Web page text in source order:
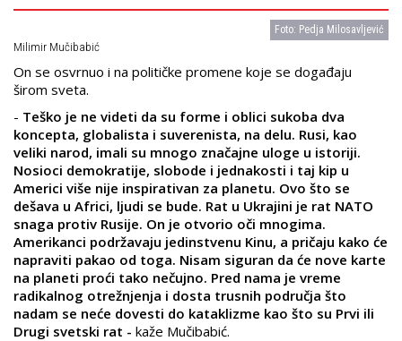
Foto: Pedja Milosavljević
Milimir Mučibabić
On se osvrnuo i na političke promene koje se događaju
širom sveta.
- Teško je ne videti da su forme i oblici sukoba dva
koncepta, globalista i suverenista, na delu. Rusi, kao
veliki narod, imali su mnogo značajne uloge u istoriji.
Nosioci demokratije, slobode i jednakosti i taj kip u
Americi više nije inspirativan za planetu. Ovo što se
dešava u Africi, ljudi se bude. Rat u Ukrajini je rat NATO
snaga protiv Rusije. On je otvorio oči mnogima.
Amerikanci podržavaju jedinstvenu Kinu, a pričaju kako će
napraviti pakao od toga. Nisam siguran da će nove karte
na planeti proći tako nečujno. Pred nama je vreme
radikalnog otrežnjenja i dosta trusnih područja što
nadam se neće dovesti do kataklizme kao što su Prvi ili
Drugi svetski rat - kaže Mučibabić.